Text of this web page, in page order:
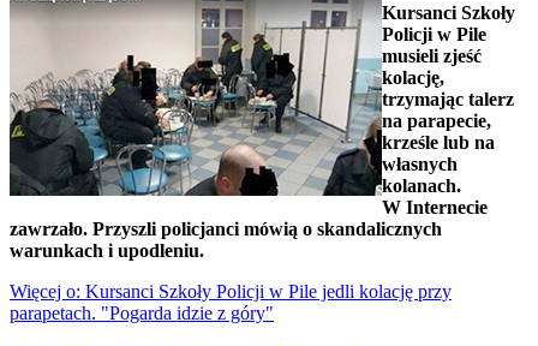
Kursanci Szkoły
Policji w Pile
musieli zjeść
kolację,
trzymając talerz
na parapecie,
krześle lub na
własnych
kolanach.
W Internecie
zawrzało. Przyszli policjanci mówią o skandalicznych
warunkach i upodleniu.
Więcej o: Kursanci Szkoły Policji w Pile jedli kolację przy
parapetach. "Pogarda idzie z góry"